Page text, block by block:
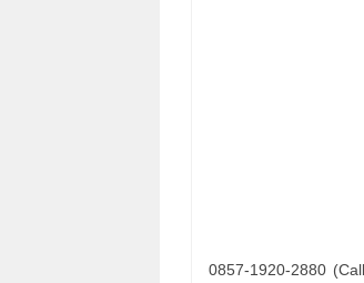
0857-1920-2880